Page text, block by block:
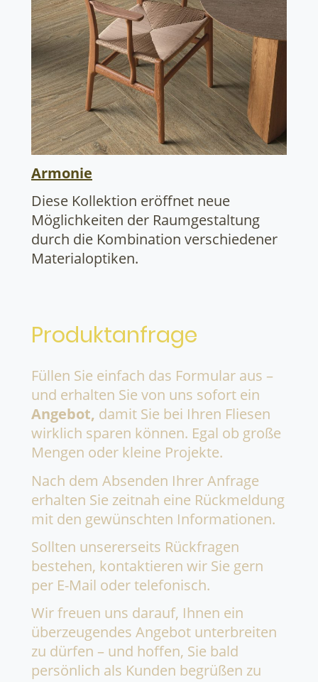
Armonie
Diese Kollektion eröffnet neue
Möglichkeiten der Raumgestaltung
durch die Kombination verschiedener
Materialoptiken.
Produktanfrage
Füllen Sie einfach das Formular aus –
und erhalten Sie von uns sofort ein
Angebot, damit Sie bei Ihren Fliesen
wirklich sparen können. Egal ob große
Mengen oder kleine Projekte.
Nach dem Absenden Ihrer Anfrage
erhalten Sie zeitnah eine Rückmeldung
mit den gewünschten Informationen.
Sollten unsererseits Rückfragen
bestehen, kontaktieren wir Sie gern
per E-Mail oder telefonisch.
Wir freuen uns darauf, Ihnen ein
überzeugendes Angebot unterbreiten
zu dürfen – und hoffen, Sie bald
persönlich als Kunden begrüßen zu